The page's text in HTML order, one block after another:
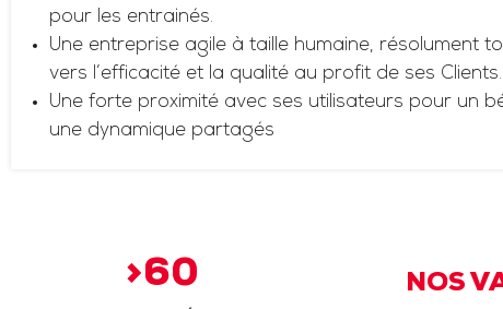
pour les entrainés.
Une entreprise agile à taille humaine, résolument
vers l’efficacité et la qualité au profit de ses Clients.
Une forte proximité avec ses utilisateurs pour un
une dynamique partagés
>60 NOS